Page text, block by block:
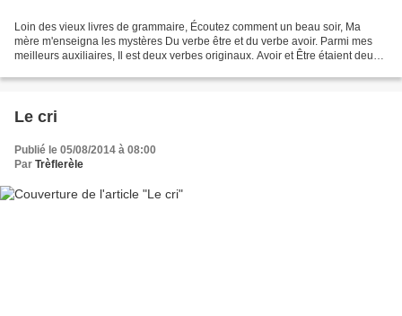
Loin des vieux livres de grammaire, Écoutez comment un beau soir, Ma
mère m'enseigna les mystères Du verbe être et du verbe avoir. Parmi mes
meilleurs auxiliaires, Il est deux verbes originaux. Avoir et Être étaient deux
Le cri
Publié le 05/08/2014 à 08:00
Par Trèflerèle